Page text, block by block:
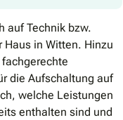
auf Technik bzw.
Haus in Witten. Hinzu
die Aufschaltung auf
welche Leistungen
enthalten sind und